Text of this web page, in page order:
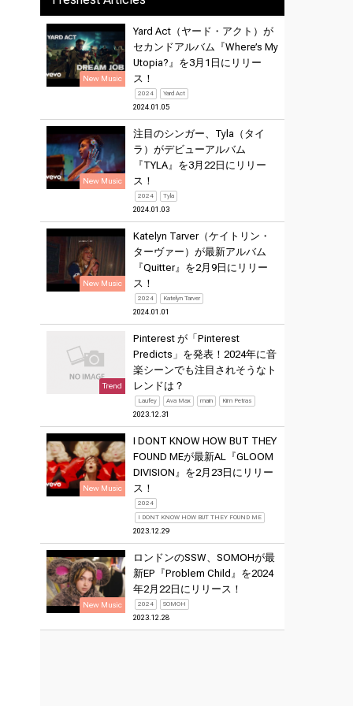
New Music
Yard Act（ヤード・アクト）が
セカンドアルバム『Where’s My
Utopia?』を3月1日にリリー
ス！
2024 Yard Act
2024.01.05
New Music
注目のシンガー、Tyla（タイ
ラ）がデビューアルバム
『TYLA』を3月22日にリリー
ス！
2024 Tyla
2024.01.03
New Music
Katelyn Tarver（ケイトリン・
ターヴァー）が最新アルバム
『Quitter』を2月9日にリリー
ス！
2024 Katelyn Tarver
2024.01.01
Trend
Pinterest が「Pinterest
Predicts」を発表！2024年に音
楽シーンでも注目されそうなト
レンドは？
Laufey Ava Max main Kim Petras
2023.12.31
New Music
I DONT KNOW HOW BUT THEY
FOUND MEが最新AL『GLOOM
DIVISION』を2月23日にリリー
ス！
2024
I DONT KNOW HOW BUT THEY FOUND ME
2023.12.29
New Music
ロンドンのSSW、SOMOHが最
新EP『Problem Child』を2024
年2月22日にリリース！
2024 SOMOH
2023.12.28